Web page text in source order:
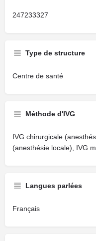
247233327
Type de structure
Centre de santé
Méthode d'IVG
IVG chirurgicale
(anesthésie locale), IVG
Langues parlées
Français